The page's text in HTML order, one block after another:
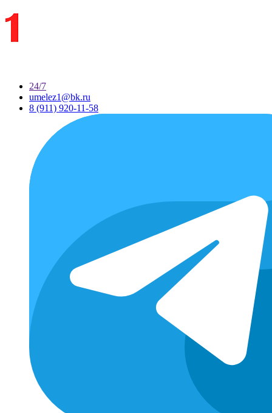
24/7
umelez1@bk.ru
8 (911) 920-11-58